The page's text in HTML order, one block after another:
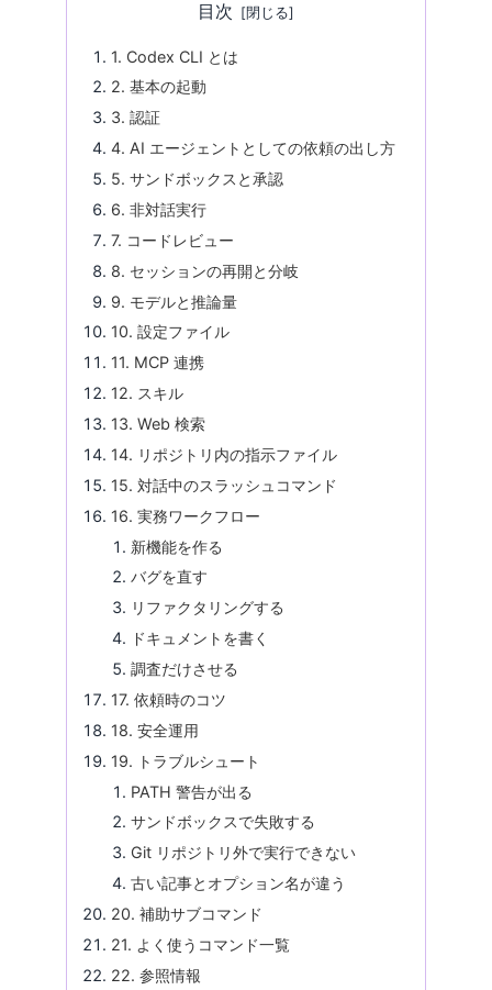
目次
1. Codex CLI とは
2. 基本の起動
3. 認証
4. AI エージェントとしての依頼の出し方
5. サンドボックスと承認
6. 非対話実行
7. コードレビュー
8. セッションの再開と分岐
9. モデルと推論量
10. 設定ファイル
11. MCP 連携
12. スキル
13. Web 検索
14. リポジトリ内の指示ファイル
15. 対話中のスラッシュコマンド
16. 実務ワークフロー
新機能を作る
バグを直す
リファクタリングする
ドキュメントを書く
調査だけさせる
17. 依頼時のコツ
18. 安全運用
19. トラブルシュート
PATH 警告が出る
サンドボックスで失敗する
Git リポジトリ外で実行できない
古い記事とオプション名が違う
20. 補助サブコマンド
21. よく使うコマンド一覧
22. 参照情報